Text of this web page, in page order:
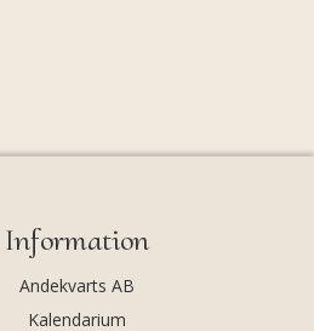
Information
Andekvarts AB
Kalendarium